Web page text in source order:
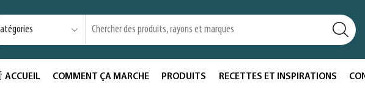
ACCUEIL COMMENT ÇA MARCHE PRODUITS RECETTES ET INSPIRATIONS